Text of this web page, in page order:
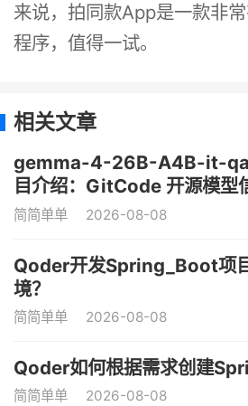
来说，拍同款App是一款非
程序，值得一试。
相关文章
gemma-4-26B-A4B-it-
目介绍：GitCode 开源模型
简简单单 2026-08-08
Qoder开发Spring_Boot项
境？
简简单单 2026-08-08
Qoder如何根据需求创建
简简单单 2026-08-08